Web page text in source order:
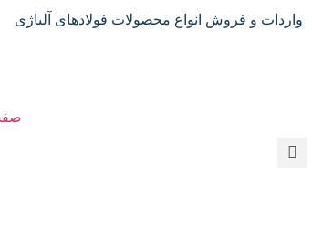
واردات و فروش انواع محصولات فولادهای آلیاژی